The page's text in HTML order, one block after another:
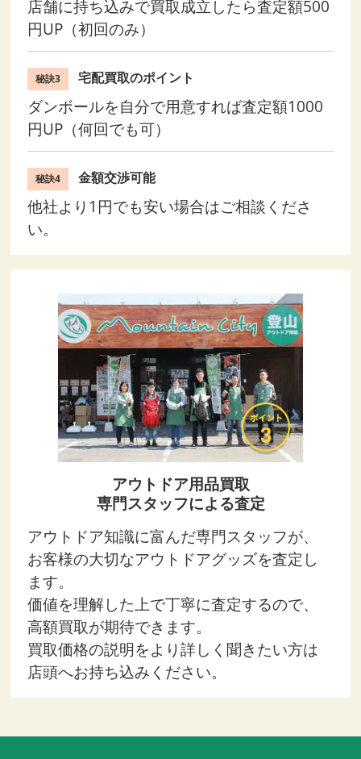
店舗に持ち込みで買取成立したら査定額500
円UP（初回のみ）
秘訣3 宅配買取のポイント
ダンボールを自分で用意すれば査定額1000
円UP（何回でも可）
秘訣4 金額交渉可能
他社より1円でも安い場合はご相談くださ
い。
アウトドア用品買取
専門スタッフによる査定
アウトドア知識に富んだ専門スタッフが、
お客様の大切なアウトドアグッズを査定し
ます。
価値を理解した上で丁寧に査定するので、
高額買取が期待できます。
買取価格の説明をより詳しく聞きたい方は
店頭へお持ち込みください。